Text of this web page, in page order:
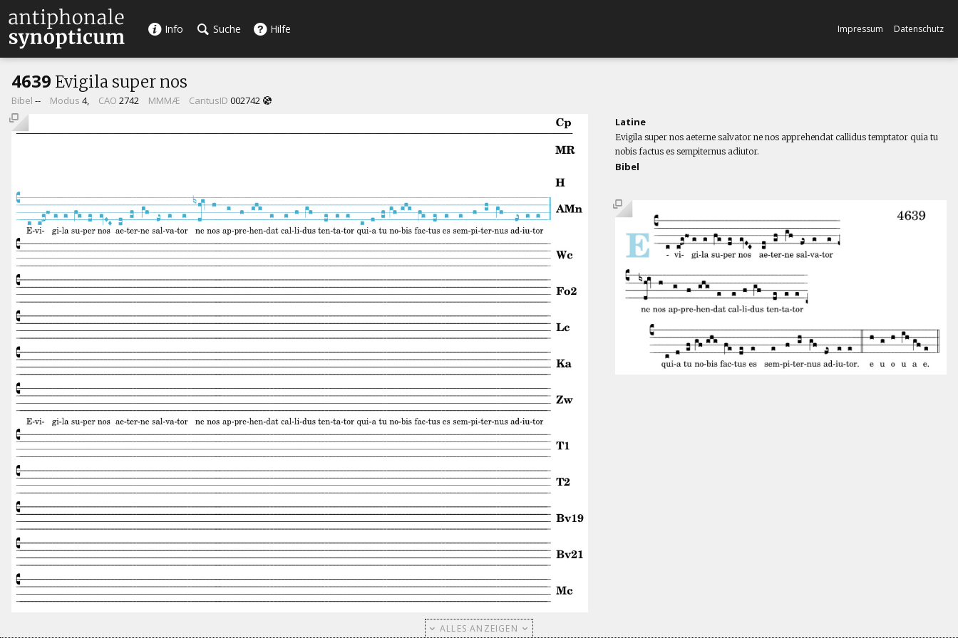
Info Suche Hilfe Impressum Datenschutz
4639 Evigila super nos
Bibel -- Modus 4, CAO 2742 MMMÆ CantusID 002742
Latine
Evigila super nos aeterne salvator ne nos apprehendat callidus temptator quia tu
nobis factus es sempiternus adiutor.
Bibel
ALLES ANZEIGEN